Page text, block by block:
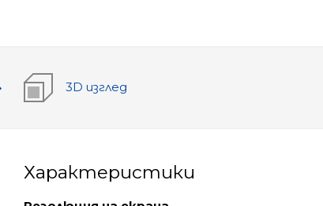
3D изглед
Характеристики